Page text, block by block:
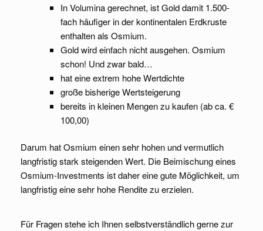
In Volumina gerechnet, ist Gold damit 1.500-
fach häufiger in der kontinentalen Erdkruste
enthalten als Osmium.
Gold wird einfach nicht ausgehen. Osmium
schon! Und zwar bald…
hat eine extrem hohe Wertdichte
große bisherige Wertsteigerung
bereits in kleinen Mengen zu kaufen (ab ca. €
100,00)
Darum hat Osmium einen sehr hohen und vermutlich
langfristig stark steigenden Wert. Die Beimischung eines
Osmium-Investments ist daher eine gute Möglichkeit, um
langfristig eine sehr hohe Rendite zu erzielen.
Für Fragen stehe ich Ihnen selbstverständlich gerne zur